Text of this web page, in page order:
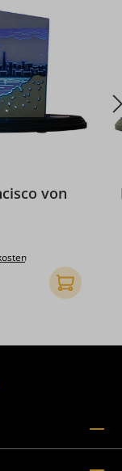
von
In den